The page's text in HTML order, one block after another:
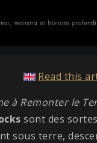
Read this
à Remonter le
sont des
sous terre,